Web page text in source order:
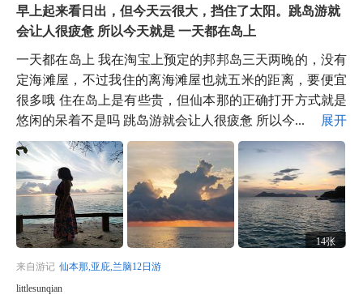
早上起来看日出，但今天云很大，挡住了太阳。跳岛游就
会让人很疲惫 所以今天就是 一天都在岛上
一天都在岛上 我在淘宝上预定的邦邦岛三天两晚的，没有
定海滩屋，不过我住的离海滩屋也就五米的距离，要便宜
很多哦 住在岛上是有些贵，但仙本那的正确打开方式就是
悠闲的呆着不是吗 跳岛游就会让人很疲惫 所以今...
展开
14张
来自游记 仙本那,亚庇,兰脑12日游
littlesunqian